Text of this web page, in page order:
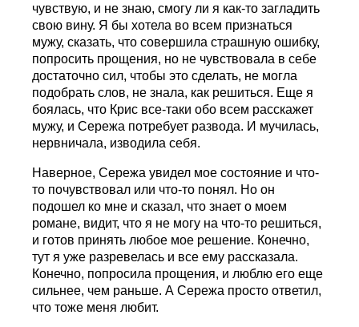
чувствую, и не знаю, смогу ли я как-то загладить
свою вину. Я бы хотела во всем признаться
мужу, сказать, что совершила страшную ошибку,
попросить прощения, но не чувствовала в себе
достаточно сил, чтобы это сделать, не могла
подобрать слов, не знала, как решиться. Еще я
боялась, что Крис все-таки обо всем расскажет
мужу, и Сережа потребует развода. И мучилась,
нервничала, изводила себя.
Наверное, Сережа увидел мое состояние и что-
то почувствовал или что-то понял. Но он
подошел ко мне и сказал, что знает о моем
романе, видит, что я не могу на что-то решиться,
и готов принять любое мое решение. Конечно,
тут я уже разревелась и все ему рассказала.
Конечно, попросила прощения, и люблю его еще
сильнее, чем раньше. А Сережа просто ответил,
что тоже меня любит.